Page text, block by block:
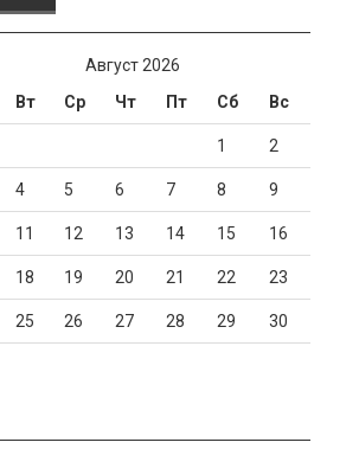
Август 2026
Вт Ср Чт Пт Сб Вс
1 2
4 5 6 7 8 9
11 12 13 14 15 16
18 19 20 21 22 23
25 26 27 28 29 30